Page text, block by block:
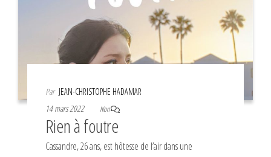
Par JEAN-CHRISTOPHE HADAMAR
14 mars 2022
Non
Rien à foutre
Cassandre, 26 ans, est hôtesse de l’air dans une